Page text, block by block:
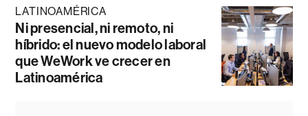
LATINOAMÉRICA
Ni presencial, ni remoto, ni
híbrido: el nuevo modelo laboral
que WeWork ve crecer en
Latinoamérica